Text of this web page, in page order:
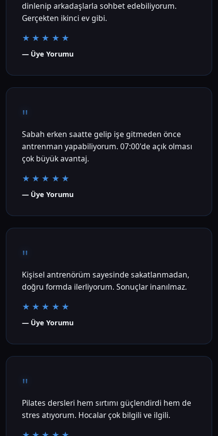
dinlenip arkadaşlarla sohbet edebiliyorum.
Gerçekten ikinci ev gibi.
★★★★★
— Üye Yorumu
"
Sabah erken saatte gelip işe gitmeden önce
antrenman yapabiliyorum. 07:00'de açık olması
çok büyük avantaj.
★★★★★
— Üye Yorumu
"
Kişisel antrenörüm sayesinde sakatlanmadan,
doğru formda ilerliyorum. Sonuçlar inanılmaz.
★★★★★
— Üye Yorumu
"
Pilates dersleri hem sırtımı güçlendirdi hem de
stres atıyorum. Hocalar çok bilgili ve ilgili.